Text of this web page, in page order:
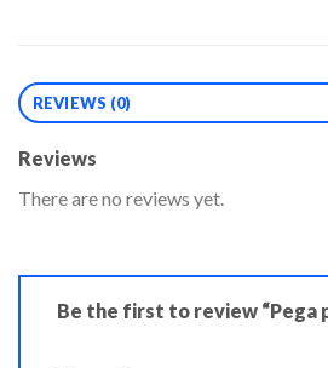
REVIEWS (0)
Reviews
There are no reviews yet.
Be the first to review “Pega